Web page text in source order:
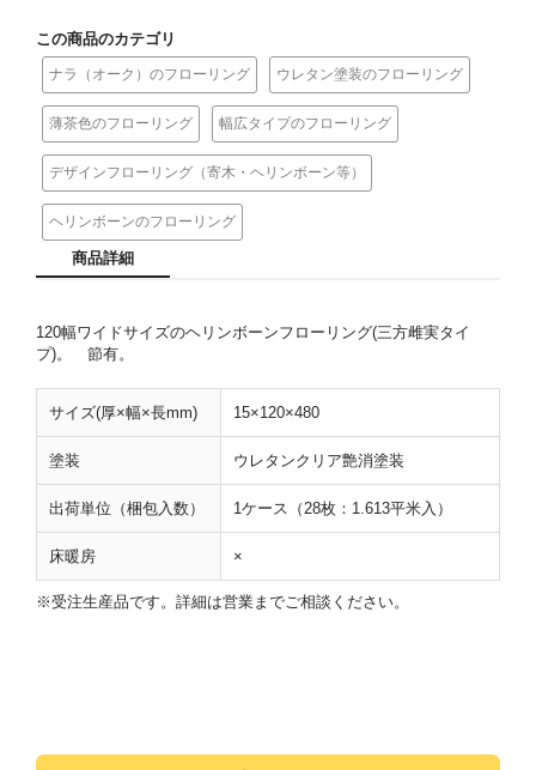
この商品のカテゴリ
ナラ（オーク）のフローリング ウレタン塗装のフローリング
薄茶色のフローリング 幅広タイプのフローリング
デザインフローリング（寄木・ヘリンボーン等）
ヘリンボーンのフローリング
商品詳細
120幅ワイドサイズのヘリンボーンフローリング(三方雌実タイ
プ)。 節有。
サイズ(厚×幅×長mm) 15×120×480
塗装 ウレタンクリア艶消塗装
出荷単位（梱包入数） 1ケース（28枚：1.613平米入）
床暖房 ×
※受注生産品です。詳細は営業までご相談ください。